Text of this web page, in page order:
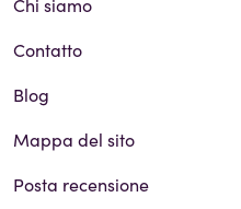
Contatto
Blog
Mappa del sito
Posta recensione